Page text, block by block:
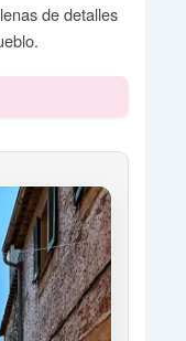
de detalles